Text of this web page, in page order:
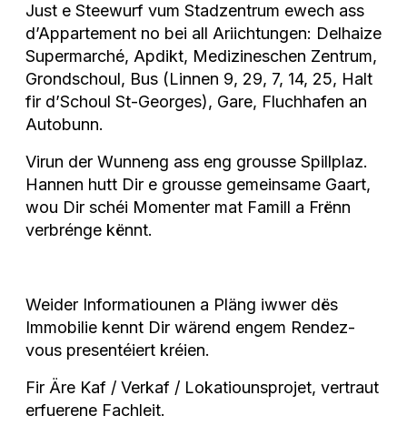
Just e Steewurf vum Stadzentrum ewech ass
d’Appartement no bei all Ariichtungen: Delhaize
Supermarché, Apdikt, Medizineschen Zentrum,
Grondschoul, Bus (Linnen 9, 29, 7, 14, 25, Halt
fir d’Schoul St-Georges), Gare, Fluchhafen an
Autobunn.
Virun der Wunneng ass eng grousse Spillplaz.
Hannen hutt Dir e grousse gemeinsame Gaart,
wou Dir schéi Momenter mat Famill a Frënn
verbrénge kënnt.
Weider Informatiounen a Pläng iwwer dës
Immobilie kennt Dir wärend engem Rendez-
vous presentéiert kréien.
Fir Äre Kaf / Verkaf / Lokatiounsprojet, vertraut
erfuerene Fachleit.